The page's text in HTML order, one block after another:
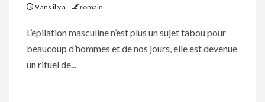
9 ans il y a romain
L’épilation masculine n’est plus un sujet tabou pour
beaucoup d’hommes et de nos jours, elle est devenue
un rituel de...